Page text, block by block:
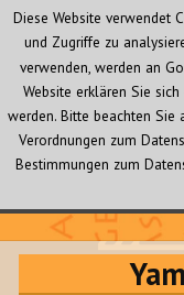
Audio
Diese Website verwendet
und Zugriffe zu
verwenden, werden an
Website erklären Sie
werden. Bitte beachten Sie
Verordnungen zum
Bestimmungen zum